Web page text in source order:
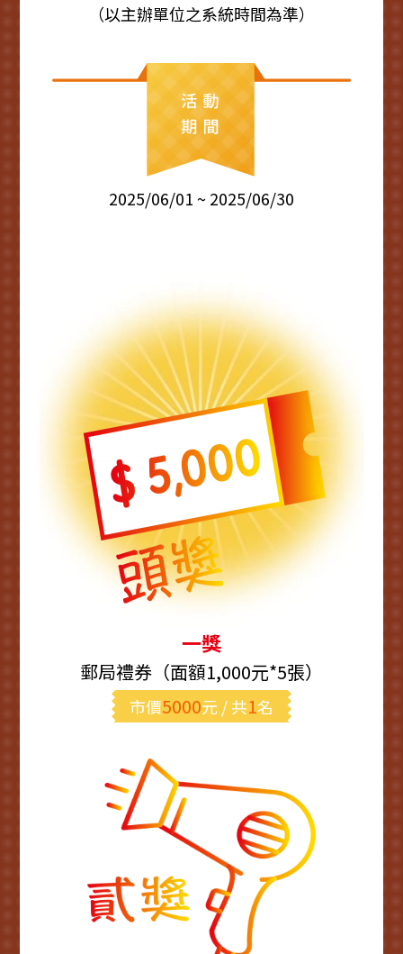
（以主辦單位之系統時間為準）
2025/06/01 ~ 2025/06/30
一獎
郵局禮券（面額1,000元*5張）
市價5000元 / 共1名